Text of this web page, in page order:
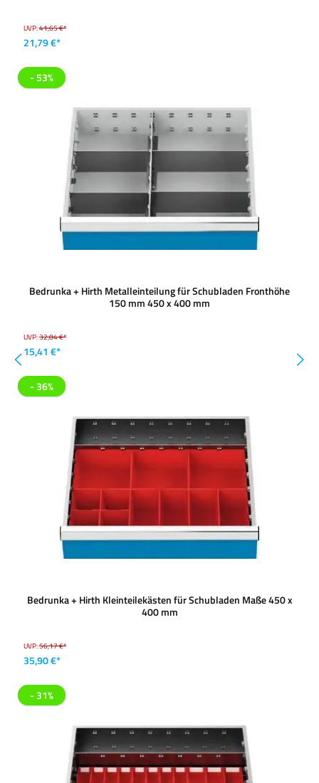
UVP:41,65 €*
21,79 €*
- 53%
Bedrunka + Hirth Metalleinteilung für Schubladen Fronthöhe
150 mm 450 x 400 mm
UVP:32,84 €*
15,41 €*
- 36%
Bedrunka + Hirth Kleinteilekästen für Schubladen Maße 450 x
400 mm
UVP:56,17 €*
35,90 €*
- 31%